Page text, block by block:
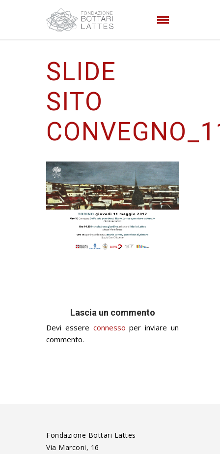
SLIDE
SITO
Lascia un commento
Devi essere connesso per inviare un
commento.
Fondazione Bottari Lattes
Via Marconi, 16